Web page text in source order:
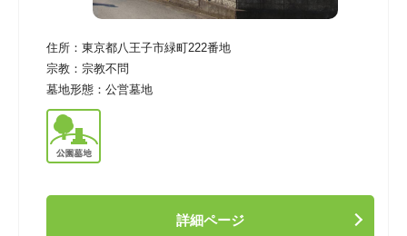
住所： 東京都八王子市緑町222番地
宗教： 宗教不問
墓地形態： 公営墓地
詳細ページ